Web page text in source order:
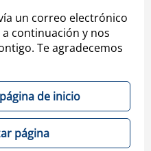
un correo electrónico
continuación y nos
Te agradecemos
de inicio
página